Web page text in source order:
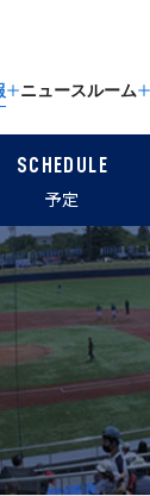
ニュースルーム
SCHEDULE
予定